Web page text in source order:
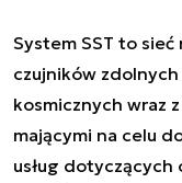
System SST to
czujników
kosmicznych wraz
mającymi na celu
usług